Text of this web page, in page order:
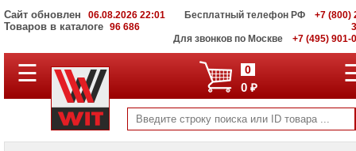
Сайт обновлен 06.08.2026 22:01
Товаров в каталоге 96 686
Бесплатный телефон РФ
+7 (800)
Для звонков по Москве
+7 (495) 901-
ПОЛНЫЙ
КАТАЛОГ
Корпоративные
серверы
WIT
☰ 0
0 ₽